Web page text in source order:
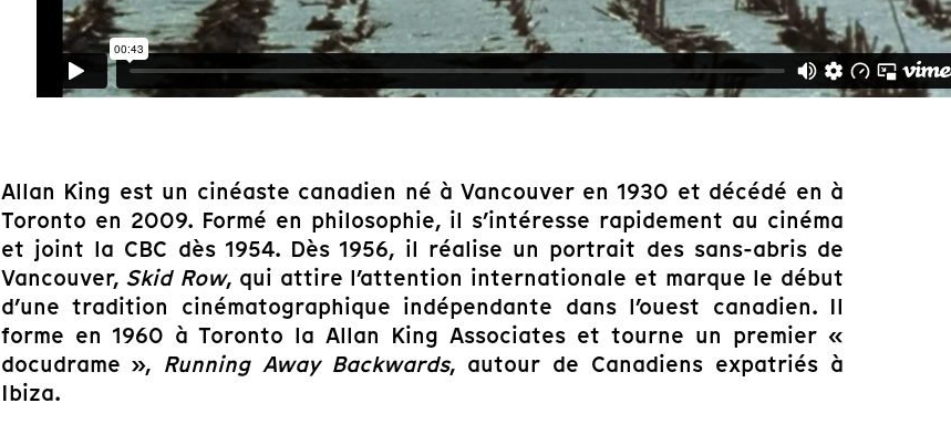
Allan King est un cinéaste canadien né à Vancouver en 1930 et décédé en à
Toronto en 2009. Formé en philosophie, il s’intéresse rapidement au cinéma
et joint la CBC dès 1954. Dès 1956, il réalise un portrait des sans-abris de
Vancouver, Skid Row, qui attire l’attention internationale et marque le début
d’une tradition cinématographique indépendante dans l’ouest canadien. Il
forme en 1960 à Toronto la Allan King Associates et tourne un premier «
docudrame », Running Away Backwards, autour de Canadiens expatriés à
Ibiza.